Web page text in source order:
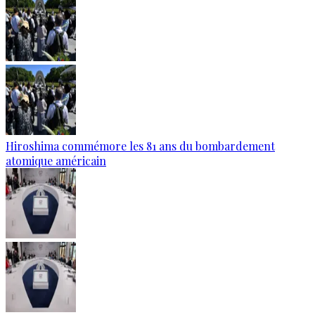
Hiroshima commémore les 81 ans du bombardement
atomique américain